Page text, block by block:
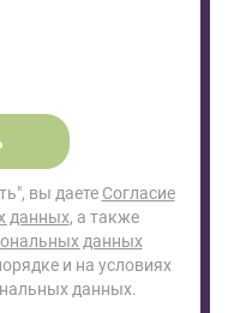
вы даете Согласие
данных, а также
данных
и на условиях
данных.